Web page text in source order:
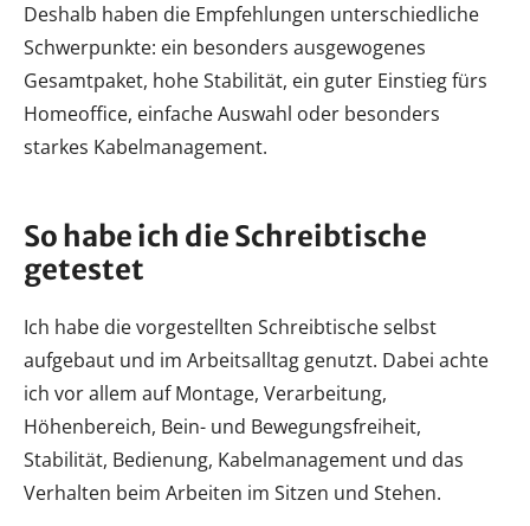
Deshalb haben die Empfehlungen unterschiedliche
Schwerpunkte: ein besonders ausgewogenes
Gesamtpaket, hohe Stabilität, ein guter Einstieg fürs
Homeoffice, einfache Auswahl oder besonders
starkes Kabelmanagement.
So habe ich die Schreibtische
getestet
Ich habe die vorgestellten Schreibtische selbst
aufgebaut und im Arbeitsalltag genutzt. Dabei achte
ich vor allem auf Montage, Verarbeitung,
Höhenbereich, Bein- und Bewegungsfreiheit,
Stabilität, Bedienung, Kabelmanagement und das
Verhalten beim Arbeiten im Sitzen und Stehen.